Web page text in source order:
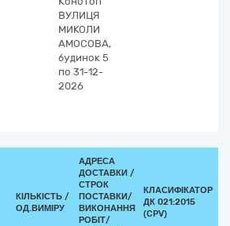
ВУЛИЦЯ
МИКОЛИ
АМОСОВА,
будинок 5
по 31-12-
2026
КІЛЬКІСТЬ /
ОД.ВИМІРУ
АДРЕСА
ДОСТАВКИ /
СТРОК
ПОСТАВКИ/
ВИКОНАННЯ
РОБІТ/
КЛАСИФІКАТОР
ДК 021:2015
(CPV)